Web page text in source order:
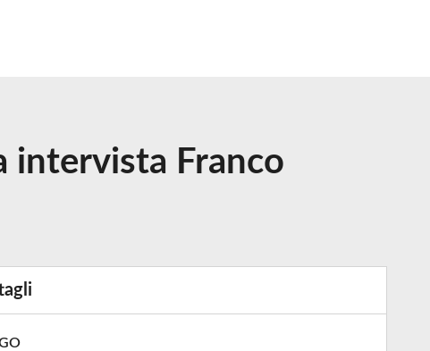
intervista Franco